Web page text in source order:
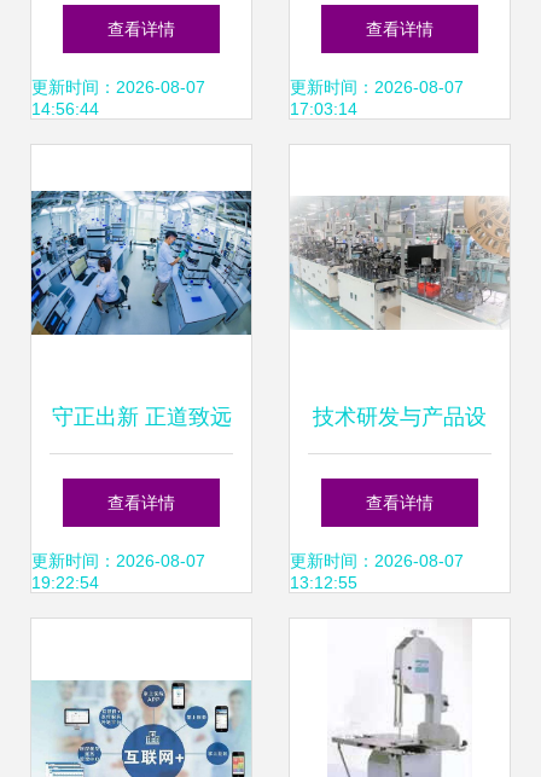
课程_软件测试编
程开发技术课程基
编程开发技术课程
_达内软件测试培
查看详情
更新时间：2026-08-07
14:56:44
网金融 国际化浪潮
与技术驱动的新格
查看详情
更新时间：2026-08-07
17:03:14
守正出新 正道致远
——劲牌2019社会
责任报告中的科技
查看详情
更新时间：2026-08-07
19:22:54
技术研发与产品设
计双核驱动 致尚科
技客户拓展初显成
效
查看详情
更新时间：2026-08-07
13:12:55